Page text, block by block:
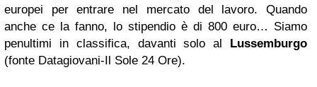
europei per entrare nel mercato del lavoro. Quando
anche ce la fanno, lo stipendio è di 800 euro… Siamo
penultimi in classifica, davanti solo al Lussemburgo
(fonte Datagiovani-Il Sole 24 Ore).